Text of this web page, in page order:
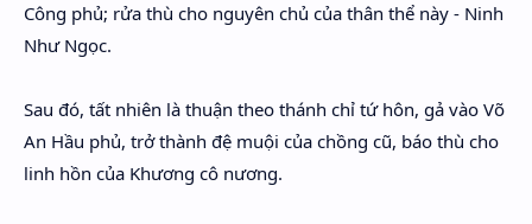
Công phủ; rửa thù cho nguyên chủ của thân thể này - Ninh
Như Ngọc.
Sau đó, tất nhiên là thuận theo thánh chỉ tứ hôn, gả vào Võ
An Hầu phủ, trở thành đệ muội của chồng cũ, báo thù cho
linh hồn của Khương cô nương.